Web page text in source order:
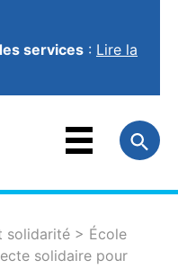
services : Lire la
solidarité > École
solidaire pour